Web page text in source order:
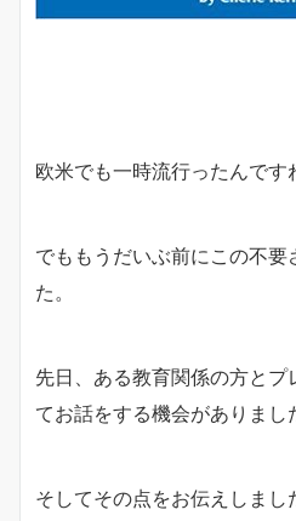
欧米でも一時流行ったんです
でももうだいぶ前にこの不要
た。
先日、ある教育関係の方とプ
てお話をする機会がありまし
そしてその点をお伝えしま